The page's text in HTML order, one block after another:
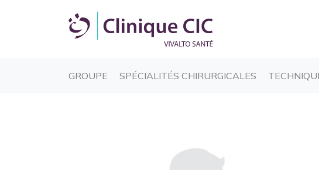
GROUPE (CURRENT)
SPÉCIALITÉS CHIRURGICALES (CURRENT)